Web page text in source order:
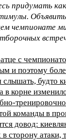
придумать
чемпионате
с
и поэтому
слышать, будто
в корне
команды в
довод:
сторону атаки,